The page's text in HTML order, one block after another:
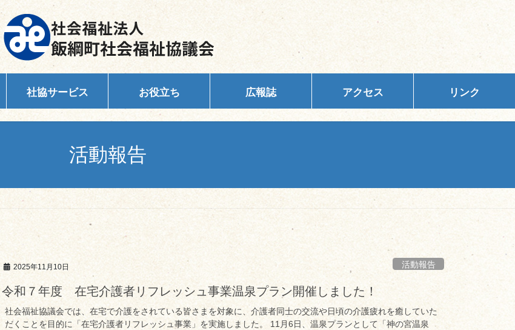
社協サービス お役立ち 広報誌 アクセス リンク
活動報告
2025年11月10日 活動報告
令和７年度 在宅介護者リフレッシュ事業温泉プラン開催しました！
社会福祉協議会では、在宅で介護をされている皆さまを対象に、介護者同士の交流や日頃の介護疲れを癒していた
だくことを目的に「在宅介護者リフレッシュ事業」を実施しました。 11月6日、温泉プランとして「神の宮温泉